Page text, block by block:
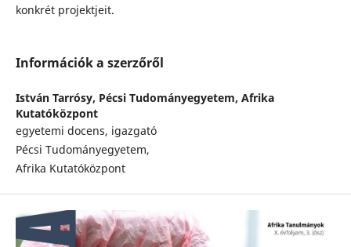
konkrét projektjeit.
Információk a szerzőről
István Tarrósy, Pécsi Tudományegyetem, Afrika
Kutatóközpont
egyetemi docens, igazgató
Pécsi Tudományegyetem,
Afrika Kutatóközpont